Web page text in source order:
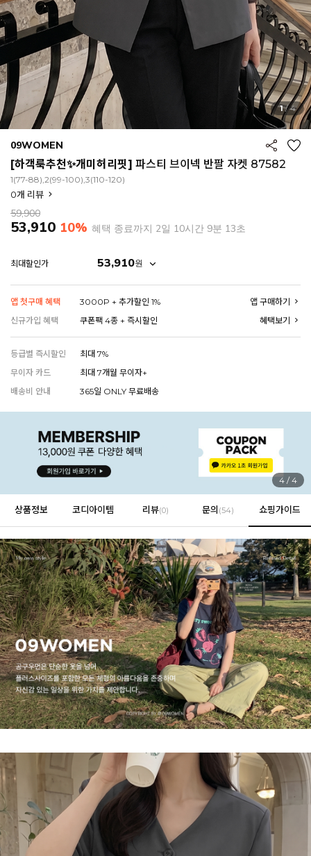
EVERY, SAY
1/4
09WOMEN
[하객룩추천✨개미허리핏] 파스티 브이넥 반팔 자켓 87582
1(77-88),2(99-100),3(110-120)
0개 리뷰
59,900
53,910 10% 혜택 종료까지 2일 10시간 9분 11초
최대할인가 53,910원
앱 첫구매 혜택 3000P + 추가할인 1%
앱 구매하기
신규가입 혜택
쿠폰팩 4종 + 즉시할인 혜택보기
등급별 즉시할인
최대 7%
무이자 카드
최대 7개월 무이자+
배송비 안내
365일 ONLY 무료배송
1 /4
상품정보 코디아이템 리뷰(0) 문의 (54) 쇼핑가이드